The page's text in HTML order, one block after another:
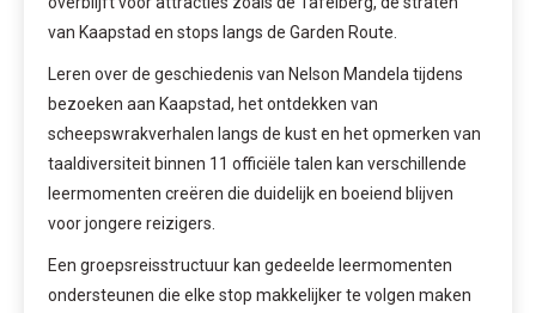
van Kaapstad en stops langs de Garden Route.
Leren over de geschiedenis van Nelson Mandela tijdens
bezoeken aan Kaapstad, het ontdekken van
scheepswrakverhalen langs de kust en het opmerken van
taaldiversiteit binnen 11 officiële talen kan verschillende
leermomenten creëren die duidelijk en boeiend blijven
voor jongere reizigers.
Een groepsreisstructuur kan gedeelde leermomenten
ondersteunen die elke stop makkelijker te volgen maken